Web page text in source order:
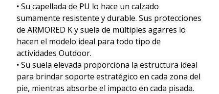
• Su capellada de PU lo hace un calzado
sumamente resistente y durable. Sus protecciones
de ARMORED K y suela de múltiples agarres lo
hacen el modelo ideal para todo tipo de
actividades Outdoor.
• Su suela elevada proporciona la estructura ideal
para brindar soporte estratégico en cada zona del
pie, mientras absorbe el impacto en cada pisada.